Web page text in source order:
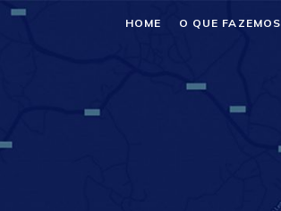
HOME O QUE FAZEMOS